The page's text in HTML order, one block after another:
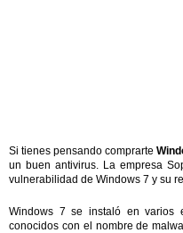
Si tienes pensando comprarte
un buen antivirus. La empresa
vulnerabilidad de Windows 7 y su
Windows 7 se instaló en varios
conocidos con el nombre de